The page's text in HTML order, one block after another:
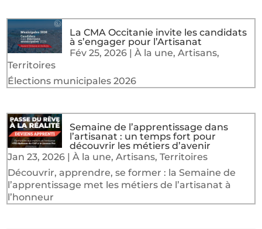
La CMA Occitanie invite les candidats
à s’engager pour l’Artisanat
Fév 25, 2026| À la une, Artisans,
Territoires
Élections municipales 2026
Semaine de l’apprentissage dans
l’artisanat : un temps fort pour
découvrir les métiers d’avenir
Jan 23, 2026 |À la une,Artisans,Territoires
Découvrir, apprendre, se former : la Semaine de
l’apprentissage met les métiers de l’artisanat à
l’honneur